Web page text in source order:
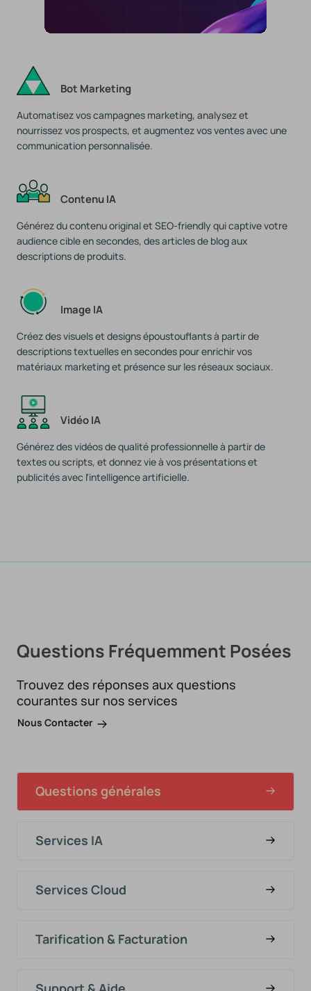
Bot Marketing
Automatisez vos campagnes marketing, analysez et
nourrissez vos prospects, et augmentez vos ventes avec une
communication personnalisée.
Contenu IA
Générez du contenu original et SEO-friendly qui captive votre
audience cible en secondes, des articles de blog aux
descriptions de produits.
Image IA
Créez des visuels et designs époustouflants à partir de
descriptions textuelles en secondes pour enrichir vos
matériaux marketing et présence sur les réseaux sociaux.
Vidéo IA
Générez des vidéos de qualité professionnelle à partir de
textes ou scripts, et donnez vie à vos présentations et
publicités avec l'intelligence artificielle.
Questions Fréquemment Posées
Trouvez des réponses aux questions
courantes sur nos services
Nous Contacter
Questions générales
Services IA
Services Cloud
Tarification & Facturation